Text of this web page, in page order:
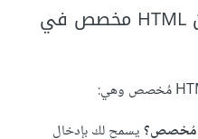
أسئلة متكررة حول مكون HTML مخصص في
يسمح لك بإدخال